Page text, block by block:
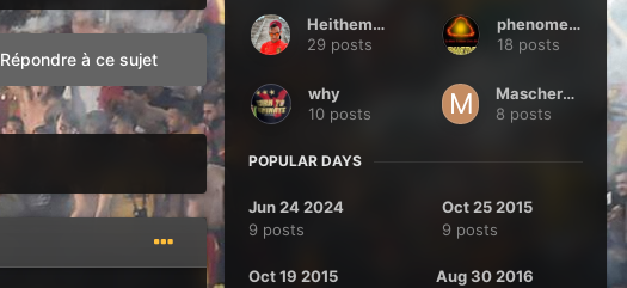
Répondre à ce sujet
Heithem44
29 posts
phenomeno
18 posts
why
10 posts
Mascherano
8 posts
POPULAR DAYS
Jun 24 2024
9 posts
Oct 25 2015
9 posts
Oct 19 2015
Aug 30 2016